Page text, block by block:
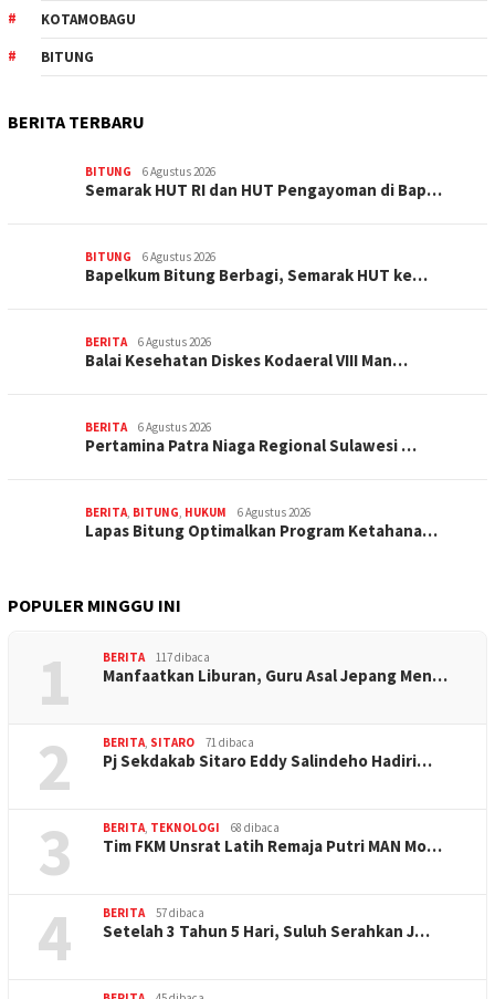
KOTAMOBAGU
BITUNG
BERITA TERBARU
BITUNG 6 Agustus 2026
Semarak HUT RI dan HUT Pengayoman di Bap…
BITUNG 6 Agustus 2026
‎Bapelkum Bitung Berbagi, Semarak HUT ke…
BERITA 6 Agustus 2026
Balai Kesehatan Diskes Kodaeral VIII Man…
BERITA 6 Agustus 2026
Pertamina Patra Niaga Regional Sulawesi …
BERITA BITUNG HUKUM 6 Agustus 2026
Lapas Bitung Optimalkan Program Ketahana…
POPULER MINGGU INI
1 BERITA 117 dibaca
Manfaatkan Liburan, Guru Asal Jepang Men…
2 BERITA SITARO 71 dibaca
Pj Sekdakab Sitaro Eddy Salindeho Hadiri…
3 BERITA TEKNOLOGI 68 dibaca
Tim FKM Unsrat Latih Remaja Putri MAN Mo…
4 BERITA 57 dibaca
Setelah 3 Tahun 5 Hari, Suluh Serahkan J…